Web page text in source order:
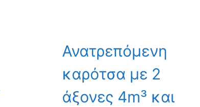
Ανατρεπόμενη
καρότσα με 2
άξονες 4m³ και